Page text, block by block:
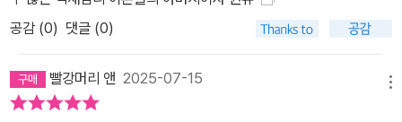
공감 (0) 댓글 (0)
빨강머리 앤 2025-07-15